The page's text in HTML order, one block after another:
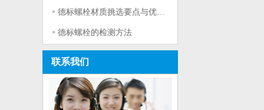
德标螺栓材质挑选要点与优劣对比
德标螺栓的检测方法
联系我们